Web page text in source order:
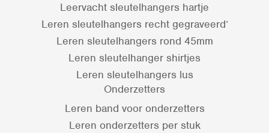
Leervacht sleutelhangers hartje
Leren sleutelhangers recht gegraveerd’
Leren sleutelhangers rond 45mm
Leren sleutelhanger shirtjes
Leren sleutelhangers lus
Onderzetters
Leren band voor onderzetters
Leren onderzetters per stuk